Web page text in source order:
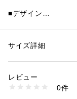
■デザイン
ける指を変えたり、
デイリーカジュア
いの主役としても
性別：レディース
素材：真鍮
商品番号：
43420572960 （ショッ
サイズ詳細
レビュー
0件